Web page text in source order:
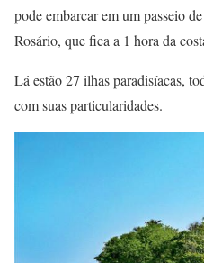
pode embarcar em um passeio
Rosário, que fica a 1 hora da
Lá estão 27 ilhas paradisíacas,
com suas particularidades.